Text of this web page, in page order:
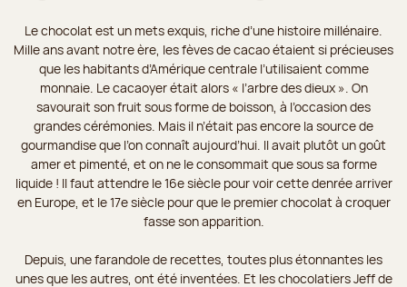
Le chocolat est un mets exquis, riche d’une histoire millénaire.
Mille ans avant notre ère, les fèves de cacao étaient si précieuses
que les habitants d’Amérique centrale l’utilisaient comme
monnaie. Le cacaoyer était alors « l’arbre des dieux ». On
savourait son fruit sous forme de boisson, à l’occasion des
grandes cérémonies. Mais il n’était pas encore la source de
gourmandise que l’on connaît aujourd’hui. Il avait plutôt un goût
amer et pimenté, et on ne le consommait que sous sa forme
liquide ! Il faut attendre le 16e siècle pour voir cette denrée arriver
en Europe, et le 17e siècle pour que le premier chocolat à croquer
fasse son apparition.
Depuis, une farandole de recettes, toutes plus étonnantes les
unes que les autres, ont été inventées. Et les chocolatiers Jeff de